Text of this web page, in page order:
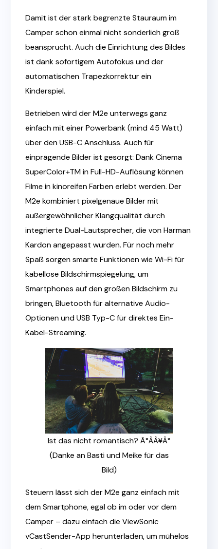
Damit ist der stark begrenzte Stauraum im
Camper schon einmal nicht sonderlich groß
beansprucht. Auch die Einrichtung des Bildes
ist dank sofortigem Autofokus und der
automatischen Trapezkorrektur ein
Kinderspiel.
Betrieben wird der M2e unterwegs ganz
einfach mit einer Powerbank (mind 45 Watt)
über den USB-C Anschluss. Auch für
einprägende Bilder ist gesorgt: Dank Cinema
SuperColor+TM in Full-HD-Auflösung können
Filme in kinoreifen Farben erlebt werden. Der
M2e kombiniert pixelgenaue Bilder mit
außergewöhnlicher Klangqualität durch
integrierte Dual-Lautsprecher, die von Harman
Kardon angepasst wurden. Für noch mehr
Spaß sorgen smarte Funktionen wie Wi-Fi für
kabellose Bildschirmspiegelung, um
Smartphones auf den großen Bildschirm zu
bringen, Bluetooth für alternative Audio-
Optionen und USB Typ-C für direktes Ein-
Kabel-Streaming.
Ist das nicht romantisch? Ã°ÂÂ¥Â°
(Danke an Basti und Meike für das
Bild)
Steuern lässt sich der M2e ganz einfach mit
dem Smartphone, egal ob im oder vor dem
Camper – dazu einfach die ViewSonic
vCastSender-App herunterladen, um mühelos